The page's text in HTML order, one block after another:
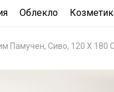
Облекло
Памучен, Сиво, 120 X 180